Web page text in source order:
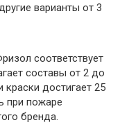
варианты от 3
соответствует
составы от 2 до
краски достигает 25
при пожаре
бренда.